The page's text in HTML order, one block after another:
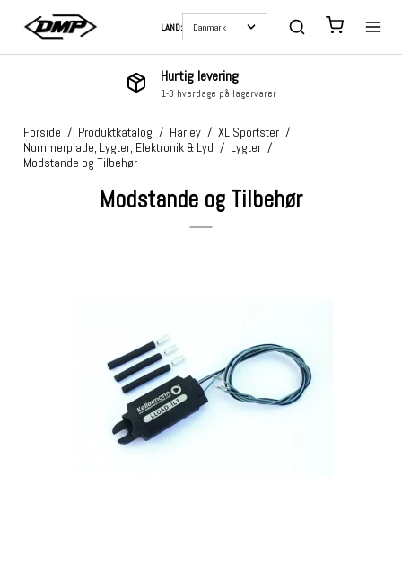
LAND:
Hurtig levering
1-3 hverdage på lagervarer
Forside / Produktkatalog / Harley / XL Sportster /
Nummerplade, Lygter, Elektronik & Lyd / Lygter /
Modstande og Tilbehør
Modstande og Tilbehør